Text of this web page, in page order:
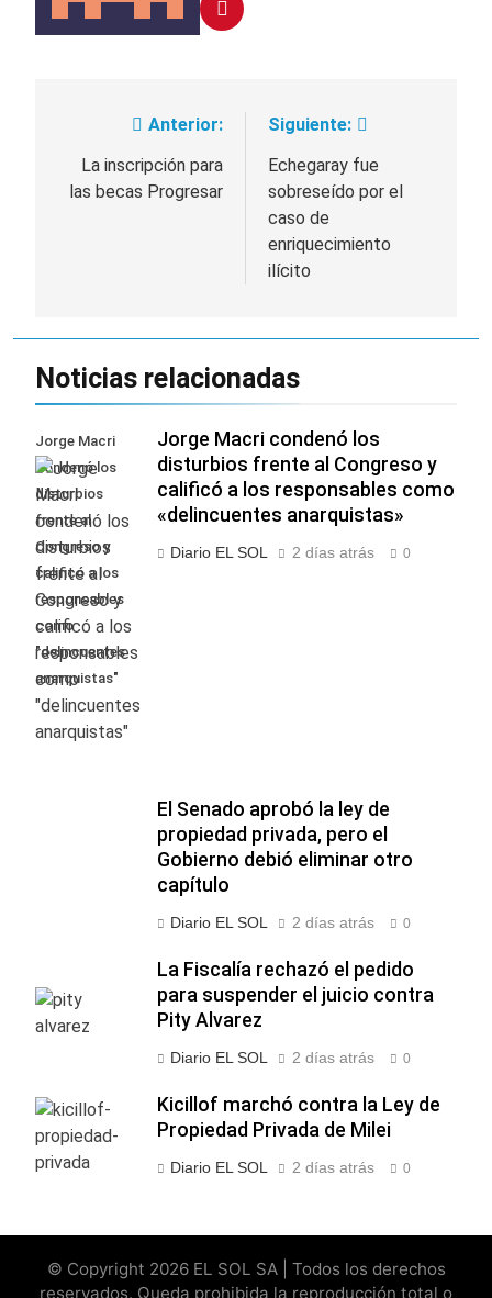
Navegación
de
Anterior:
La inscripción para
las becas Progresar
Siguiente:
Echegaray fue
sobreseído por el
caso de
enriquecimiento
ilícito
Noticias relacionadas
Jorge Macri
condenó los
disturbios
frente al
Congreso y
calificó a los
responsables
como
"delincuentes
anarquistas"
Jorge Macri condenó los
disturbios frente al Congreso y
calificó a los responsables como
«delincuentes anarquistas»
Diario EL SOL 2 días atrás 0
El Senado aprobó la ley de
propiedad privada, pero el
Gobierno debió eliminar otro
capítulo
Diario EL SOL 2 días atrás 0
La Fiscalía rechazó el pedido
para suspender el juicio contra
Pity Alvarez
Diario EL SOL 2 días atrás 0
Kicillof marchó contra la Ley de
Propiedad Privada de Milei
Diario EL SOL 2 días atrás 0
© Copyright 2026 EL SOL SA | Todos los derechos
reservados. Queda prohibida la reproducción total o